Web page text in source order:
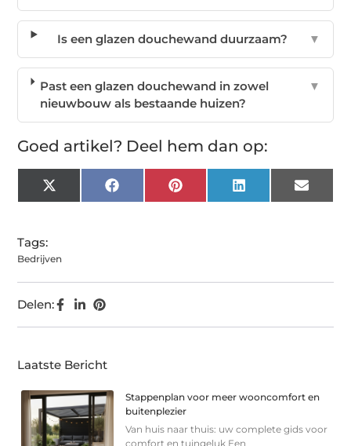
Is een glazen douchewand duurzaam? ▼
Past een glazen douchewand in zowel
nieuwbouw als bestaande huizen?
▼
Goed artikel? Deel hem dan op:
X
(Twitter)
Facebook Pinterest LinkedIn Email
Tags:
Bedrijven
Delen:
Laatste Bericht
Stappenplan voor meer wooncomfort en
buitenplezier
Van huis naar thuis: uw complete gids voor
comfort en tuingeluk Een